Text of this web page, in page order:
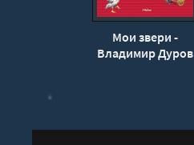
Мои звери -
Владимир Дуров